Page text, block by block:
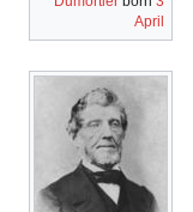
April